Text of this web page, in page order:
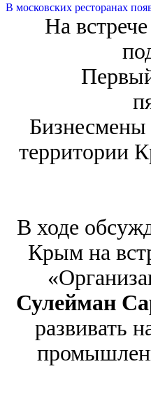
В московских ресторанах
На
Бизнесмены
территории
В ходе
Крым на
Сулейман
развивать